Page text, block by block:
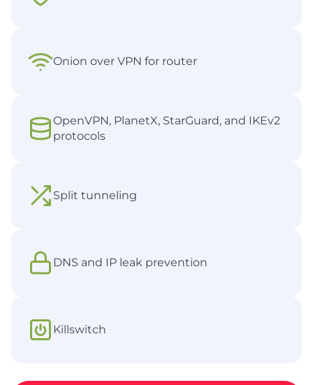
Onion over VPN for router
OpenVPN, PlanetX, StarGuard, and IKEv2
protocols
Split tunneling
DNS and IP leak prevention
Killswitch